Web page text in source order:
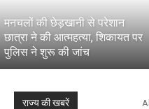
मनचलों की छेड़खानी से परेशान
छात्रा ने की आत्महत्या, शिकायत पर
पुलिस ने शुरू की जांच
राज्य की खबरें All